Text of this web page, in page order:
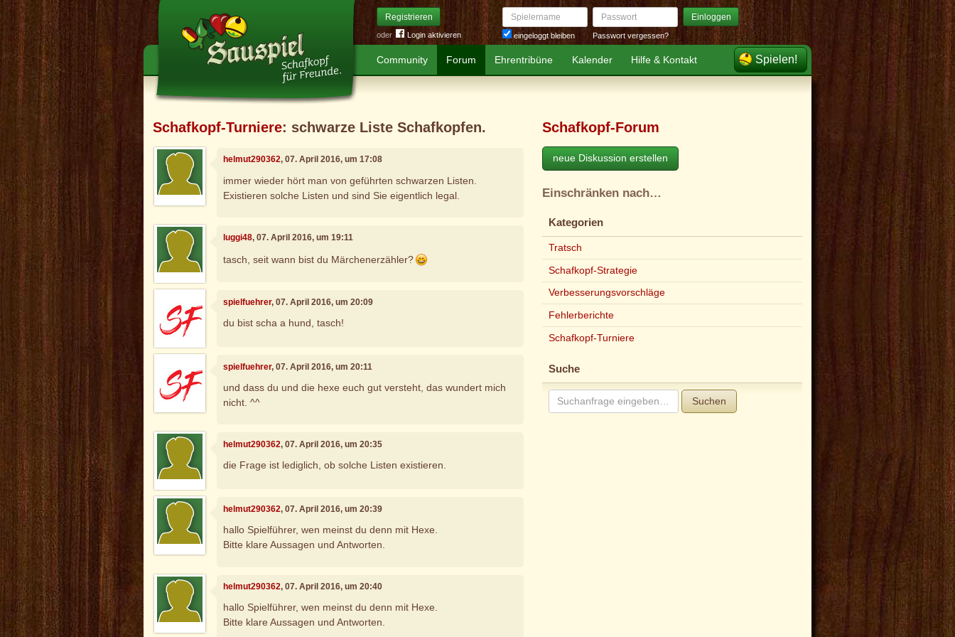
Registrieren
oder Login aktivieren
Spielername
eingeloggt bleiben
Passwort Einloggen
Passwort vergessen?
Community Forum Ehrentribüne Kalender Hilfe & Kontakt Spielen!
Schafkopf-Turniere: schwarze Liste Schafkopfen.
helmut290362, 07. April 2016, um 17:08
immer wieder hört man von geführten schwarzen Listen.
Existieren solche Listen und sind Sie eigentlich legal.
luggi48, 07. April 2016, um 19:11
tasch, seit wann bist du Märchenerzähler?
spielfuehrer, 07. April 2016, um 20:09
du bist scha a hund, tasch!
spielfuehrer, 07. April 2016, um 20:11
und dass du und die hexe euch gut versteht, das wundert mich
nicht. ^^
helmut290362, 07. April 2016, um 20:35
die Frage ist lediglich, ob solche Listen existieren.
helmut290362, 07. April 2016, um 20:39
hallo Spielführer, wen meinst du denn mit Hexe.
Bitte klare Aussagen und Antworten.
helmut290362, 07. April 2016, um 20:40
hallo Spielführer, wen meinst du denn mit Hexe.
Bitte klare Aussagen und Antworten.
Schafkopf-Forum
neue Diskussion erstellen
Einschränken nach…
Kategorien
Tratsch
Schafkopf-Strategie
Verbesserungsvorschläge
Fehlerberichte
Schafkopf-Turniere
Suche
Suchen